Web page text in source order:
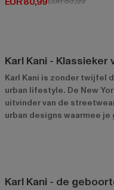
Karl Kani -
Karl Kani is zonder twijfel
urban lifestyle. De New
uitvinder van de
urban designs waarmee je
Karl Kani - de